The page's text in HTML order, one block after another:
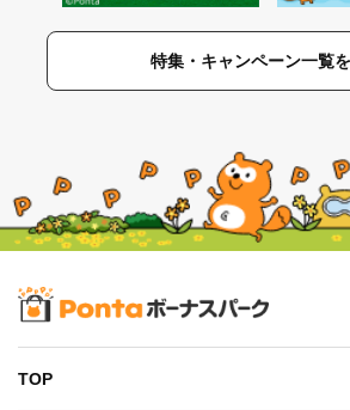
特集・キャンペーン一覧
TOP